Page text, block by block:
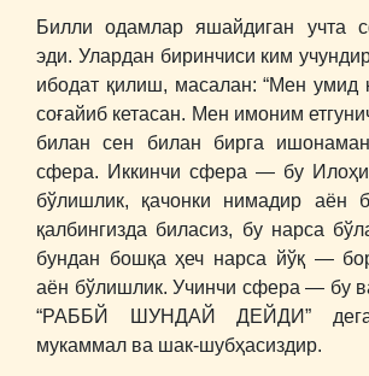
Билли одамлар яшайдиган учта
эди. Улардан биринчиси ким
ибодат қилиш, масалан: “Мен умид
соғайиб кетасан. Мен имоним
билан сен билан бирга
сфера. Иккинчи сфера ― бу
бўлишлик, қачонки нимадир аён
қалбингизда биласиз, бу нарса
бундан бошқа ҳеч нарса йўқ ―
аён бўлишлик. Учинчи сфера ― бу
“РАББЙ ШУНДАЙ ДЕЙДИ”
мукаммал ва шак-шубҳасиздир.